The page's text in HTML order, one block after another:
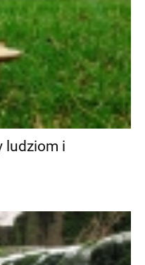
ludziom i